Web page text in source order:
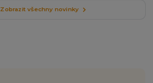
Zobrazit všechny novinky